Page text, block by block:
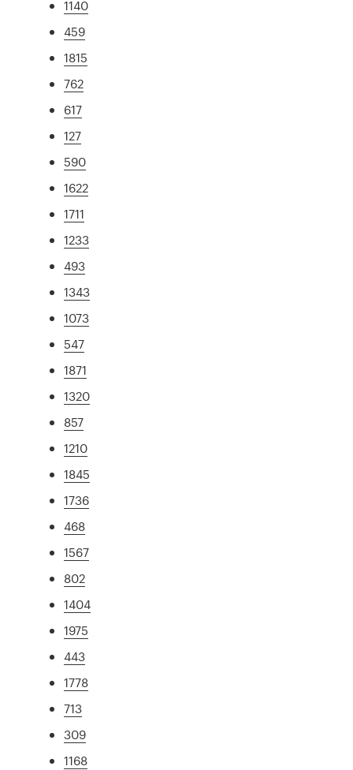
1140
459
1815
762
617
127
590
1622
1711
1233
493
1343
1073
547
1871
1320
857
1210
1845
1736
468
1567
802
1404
1975
443
1778
713
309
1168